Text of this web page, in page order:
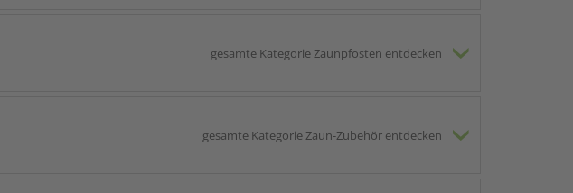
gesamte Kategorie Zaunpfosten entdecken
gesamte Kategorie Zaun-Zubehör entdecken